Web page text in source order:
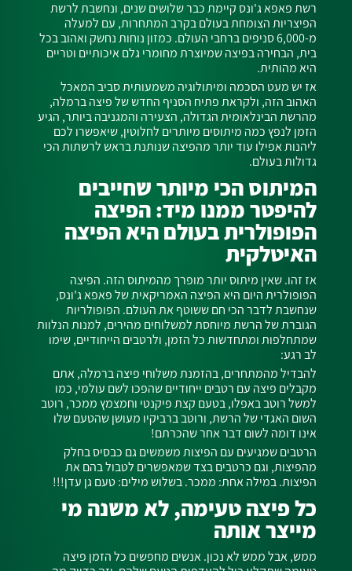
רשת פאפא ג'ונס קיימת כבר שלושים שנים, ונחשבת לרשת
הפיצריות הצומחת בעולם בקרב המתחרות, עם למעלה
מ-6,000 סניפים ברחבי העולם. כמזון נוחות נחשק ואהוב בכל
בית, הבחירה בפיצה שמיוצרת מחומרי גלם איכותיים וטריים
היא מהותית.
אז יש מעט הסכמה ומיתולוגיה משמעותית סביב המאכל
האהוב הזה, ולקראת פתיח הסניף החדש של פיצה ברמלה,
מהרשת הבינלאומית הגדולה, הצעירה והמגניבה ביותר, הגיע
הזמן לנפץ כמה מיתוסים מיותרים לחלוטין, שיאפשרו לכם
ליהנות אפילו עוד יותר מהפיצה שנותנת בראש לרשתות הכי
גדולות בעולם.
המיתוס הכי מיותר שחייבים
להיפטר ממנו מיד: הפיצה
הפופולרית בעולם היא הפיצה
האיטלקית
אז זהו. שאין מיתוס יותר מופרך מהמיתוס הזה. הפיצה
הפופולרית היום היא הפיצה האמריקאית של פאפא ג'ונס,
שנחשבת לדבר הכי חם ששוטף את העולם. הפופולריות
הגוברת של הרשת מיוחסת למשלוחים מהירים, למנות הנלוות
שמתחלפות ומתחדשות כל הזמן, ולרטבים הייחודיים, שימו
לב רגע:
להבדיל מהמתחרים, בהזמנת משלוחי פיצה ברמלה, אתם
מקבלים פיצה עם רטבים ייחודיים שהפכו לשם עולמי, כמו
למשל רוטב באפלו, בטעם קצת פיקנטי וחמצמץ ממכר, רוטב
השום האגדי של הרשת, ורוטב ברביקיו מעושן שהטעם שלו
אינו דומה לשום דבר אחר שהכרתם!
הרטבים שמגיעים עם הפיצות משמשים גם כבסיס בחלק
מהפיצות, וגם כרטבים בצד שמאפשרים לטבול בהם את
הפיצות. במילה אחת: ממכר. בשלוש מילים: טעם גן עדן!!!
כל פיצה טעימה, לא משנה מי
מייצר אותה
ממש, אבל ממש לא נכון. אנשים מחפשים כל הזמן פיצה